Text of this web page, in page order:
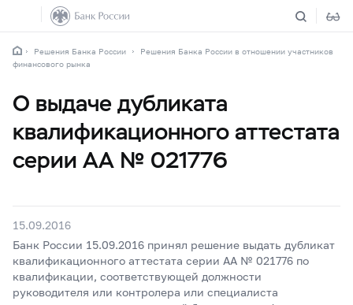
Решения Банка России
Решения Банка России в отношении участников
финансового рынка
О выдаче дубликата
квалификационного аттестата
серии АА № 021776
15.09.2016
Банк России 15.09.2016 принял решение выдать дубликат
квалификационного аттестата серии АА № 021776 по
квалификации, соответствующей должности
руководителя или контролера или специалиста